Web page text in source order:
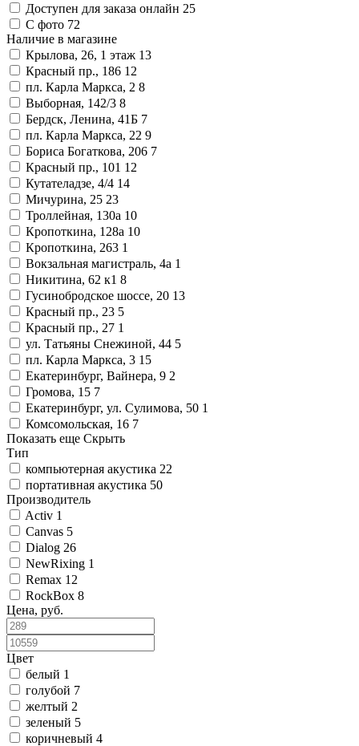
Доступен для заказа онлайн 25
С фото 72
Наличие в магазине
Крылова, 26, 1 этаж 13
Красный пр., 186 12
пл. Карла Маркса, 2 8
Выборная, 142/3 8
Бердск, Ленина, 41Б 7
пл. Карла Маркса, 22 9
Бориса Богаткова, 206 7
Красный пр., 101 12
Кутателадзе, 4/4 14
Мичурина, 25 23
Троллейная, 130а 10
Кропоткина, 128а 10
Кропоткина, 263 1
Вокзальная магистраль, 4а 1
Никитина, 62 к1 8
Гусинобродское шоссе, 20 13
Красный пр., 23 5
Красный пр., 27 1
ул. Татьяны Снежиной, 44 5
пл. Карла Маркса, 3 15
Екатеринбург, Вайнера, 9 2
Громова, 15 7
Екатеринбург, ул. Сулимова, 50 1
Комсомольская, 16 7
Показать еще Скрыть
Тип
компьютерная акустика 22
портативная акустика 50
Производитель
Activ 1
Canvas 5
Dialog 26
NewRixing 1
Remax 12
RockBox 8
Цена, руб.
Цвет
белый 1
голубой 7
желтый 2
зеленый 5
коричневый 4